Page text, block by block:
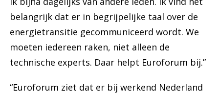
belangrijk dat er in begrijpelijke taal over de
energietransitie gecommuniceerd wordt. We
moeten iedereen raken, niet alleen de
technische experts. Daar helpt Euroforum bij.”
“Euroforum ziet dat er bij werkend Nederland